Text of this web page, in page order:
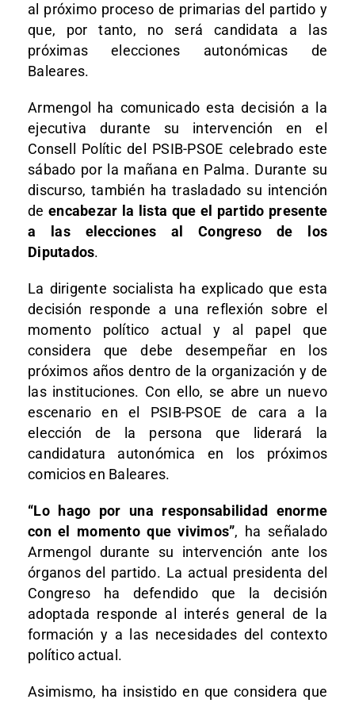
al próximo proceso de primarias del partido y
que, por tanto, no será candidata a las
próximas elecciones autonómicas de
Baleares.
Armengol ha comunicado esta decisión a la
ejecutiva durante su intervención en el
Consell Polític del PSIB-PSOE celebrado este
sábado por la mañana en Palma. Durante su
discurso, también ha trasladado su intención
de encabezar la lista que el partido presente
a las elecciones al Congreso de los
Diputados.
La dirigente socialista ha explicado que esta
decisión responde a una reflexión sobre el
momento político actual y al papel que
considera que debe desempeñar en los
próximos años dentro de la organización y de
las instituciones. Con ello, se abre un nuevo
escenario en el PSIB-PSOE de cara a la
elección de la persona que liderará la
candidatura autonómica en los próximos
comicios en Baleares.
“Lo hago por una responsabilidad enorme
con el momento que vivimos”, ha señalado
Armengol durante su intervención ante los
órganos del partido. La actual presidenta del
Congreso ha defendido que la decisión
adoptada responde al interés general de la
formación y a las necesidades del contexto
político actual.
Asimismo, ha insistido en que considera que